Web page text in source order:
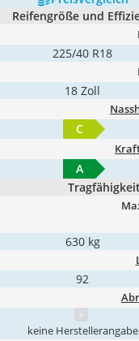
Reifengröße und
225/40 R18
18 Zoll
C
A
630 kg
92
keine Herstellerangabe